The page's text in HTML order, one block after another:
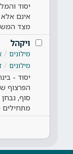
יסוד
אינם
מצד
ויקהל
מילונים
מילונים
יסוד -
הפרצוף
סוף,
מתחילים